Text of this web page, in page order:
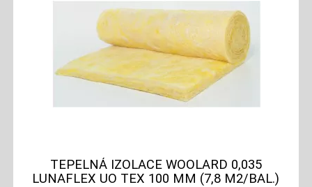
TEPELNÁ IZOLACE WOOLARD 0,035
LUNAFLEX UO TEX 100 MM (7,8 M2/BAL.)